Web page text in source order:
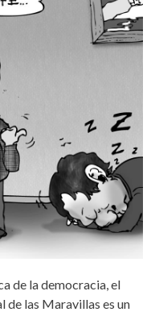
de la democracia, el
de las Maravillas es un